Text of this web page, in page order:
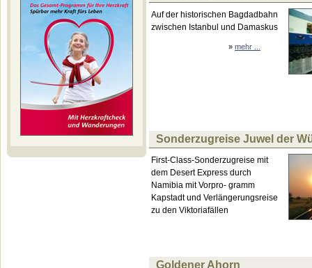
Auf der historischen Bagdadbahn
zwischen Istanbul und Damaskus
» mehr ...
Sonderzugreise Juwel der
First-Class-Sonderzugreise mit
dem Desert Express durch
Namibia mit Vorpro- gramm
Kapstadt und Verlängerungsreise
zu den Viktoriafällen
Goldener Ahorn